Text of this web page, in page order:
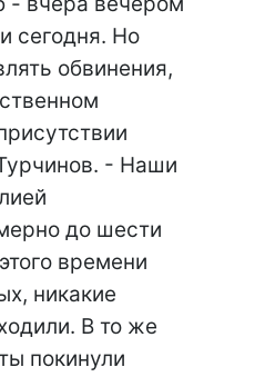
сегодня. Но
обвинения,
- Наши
до шести
времени
никакие
В то же
покинули